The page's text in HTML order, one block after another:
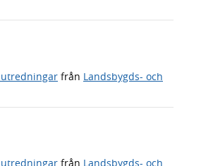
från Landsbygds- och
från Landsbygds- och